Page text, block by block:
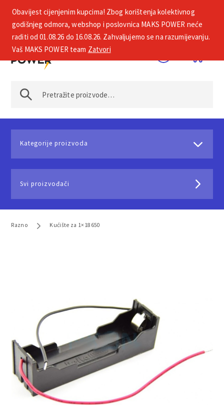
+385 1 2002 575
Kategorije proizvoda
Svi proizvođači
Razno Kućište za 1×18650
Obavijest cijenjenim kupcima! Zbog korištenja kolektivnog
godišnjeg odmora, webshop i poslovnica MAKS POWER neće
raditi od 01.08.26 do 16.08.26. Zahvaljujemo se na razumijevanju.
Vaš MAKS POWER team Zatvori